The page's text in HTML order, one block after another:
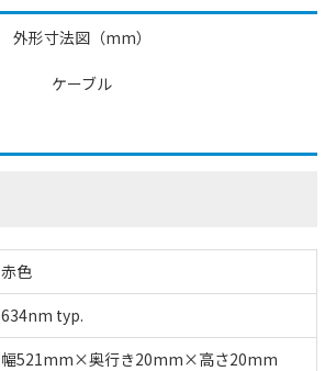
外形寸法図（mm）
ケーブル
赤色
634nm typ.
幅521mm×奥行き20mm×高さ20mm